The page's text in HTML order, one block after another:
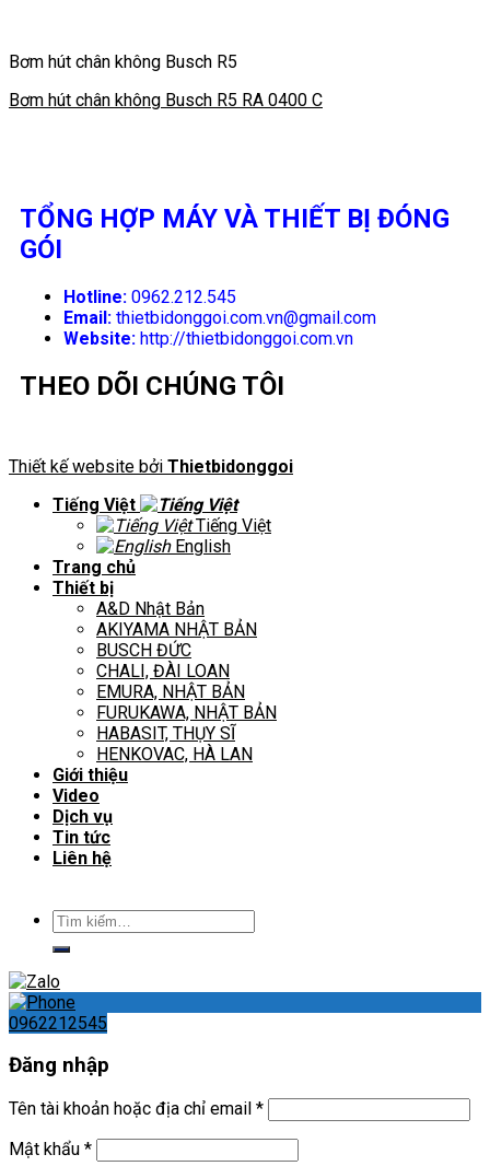
Bơm hút chân không Busch R5
Bơm hút chân không Busch R5 RA 0400 C
TỔNG HỢP MÁY VÀ THIẾT BỊ ĐÓNG
GÓI
Hotline: 0962.212.545
Email: thietbidonggoi.com.vn@gmail.com
Website: http://thietbidonggoi.com.vn
THEO DÕI CHÚNG TÔI
Thiết kế website bởi Thietbidonggoi
Tiếng Việt
Tiếng Việt
English
Trang chủ
Thiết bị
A&D Nhật Bản
AKIYAMA NHẬT BẢN
BUSCH ĐỨC
CHALI, ĐÀI LOAN
EMURA, NHẬT BẢN
FURUKAWA, NHẬT BẢN
HABASIT, THỤY SĨ
HENKOVAC, HÀ LAN
Giới thiệu
Video
Dịch vụ
Tin tức
Liên hệ
Tìm
kiếm:
0962212545
Đăng nhập
Tên tài khoản hoặc địa chỉ email *
Mật khẩu *